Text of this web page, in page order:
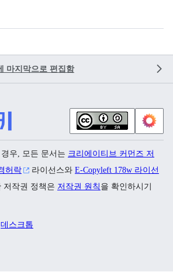
마지막으로 편집함
우, 모든 문서는 크리에이티브 커먼즈 저
허락
라이선스와 E-Copyleft 178w 라이선
저작권 정책은 저작권 원칙 을 확인하시기
데스크톱